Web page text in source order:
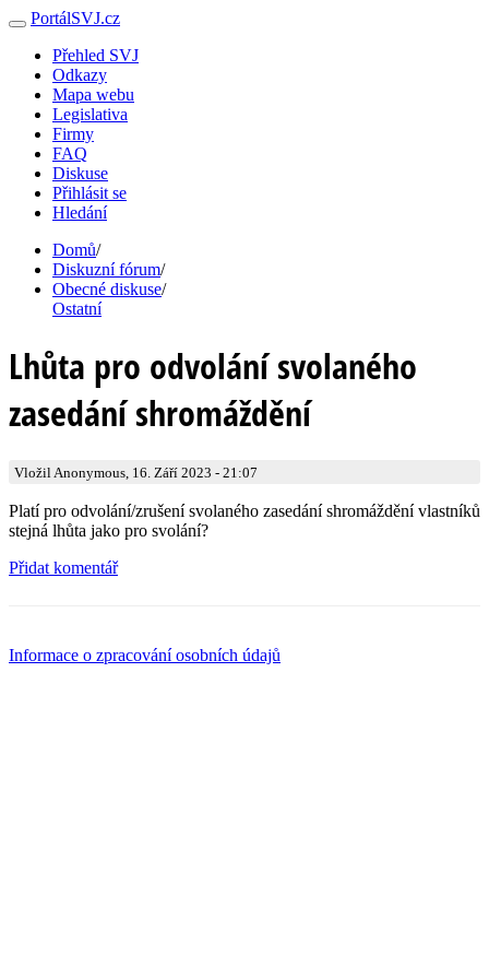
PortálSVJ.cz
Přehled SVJ
Odkazy
Mapa webu
Legislativa
Firmy
FAQ
Diskuse
Přihlásit se
Hledání
Domů/
Diskuzní fórum/
Obecné diskuse/
Ostatní
Lhůta pro odvolání svolaného
zasedání shromáždění
Vložil Anonymous, 16. Září 2023 - 21:07
Platí pro odvolání/zrušení svolaného zasedání shromáždění vlastníků
stejná lhůta jako pro svolání?
Přidat komentář
Informace o zpracování osobních údajů